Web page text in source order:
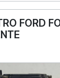
FORD